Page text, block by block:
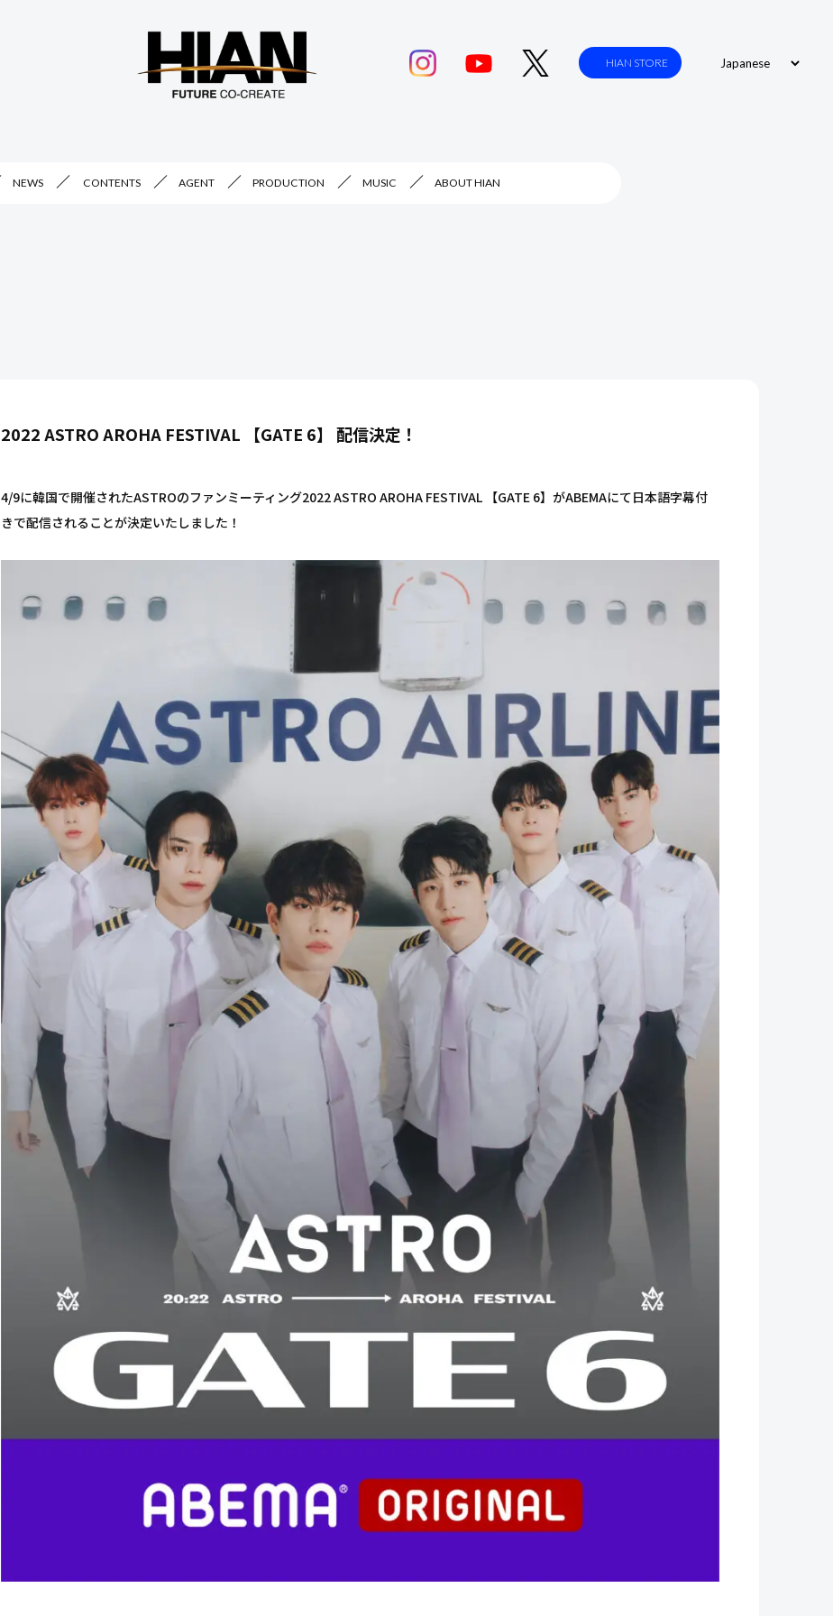
HIAN STORE
NEWS CONTENTS AGENT PRODUCTION MUSIC ABOUT HIAN
2022 ASTRO AROHA FESTIVAL 【GATE 6】 配信決定！
4/9に韓国で開催されたASTROのファンミーティング2022 ASTRO AROHA FESTIVAL 【GATE 6】がABEMAにて日本語字幕付
きで配信されることが決定いたしました！